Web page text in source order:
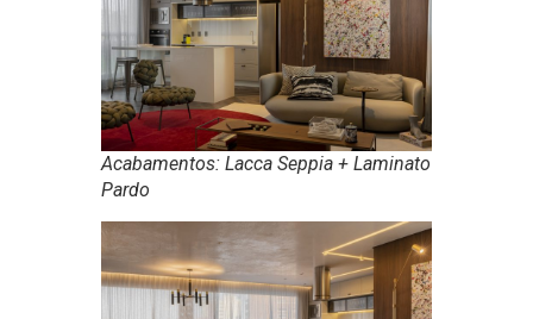
Acabamentos: Lacca Seppia + Laminato
Pardo